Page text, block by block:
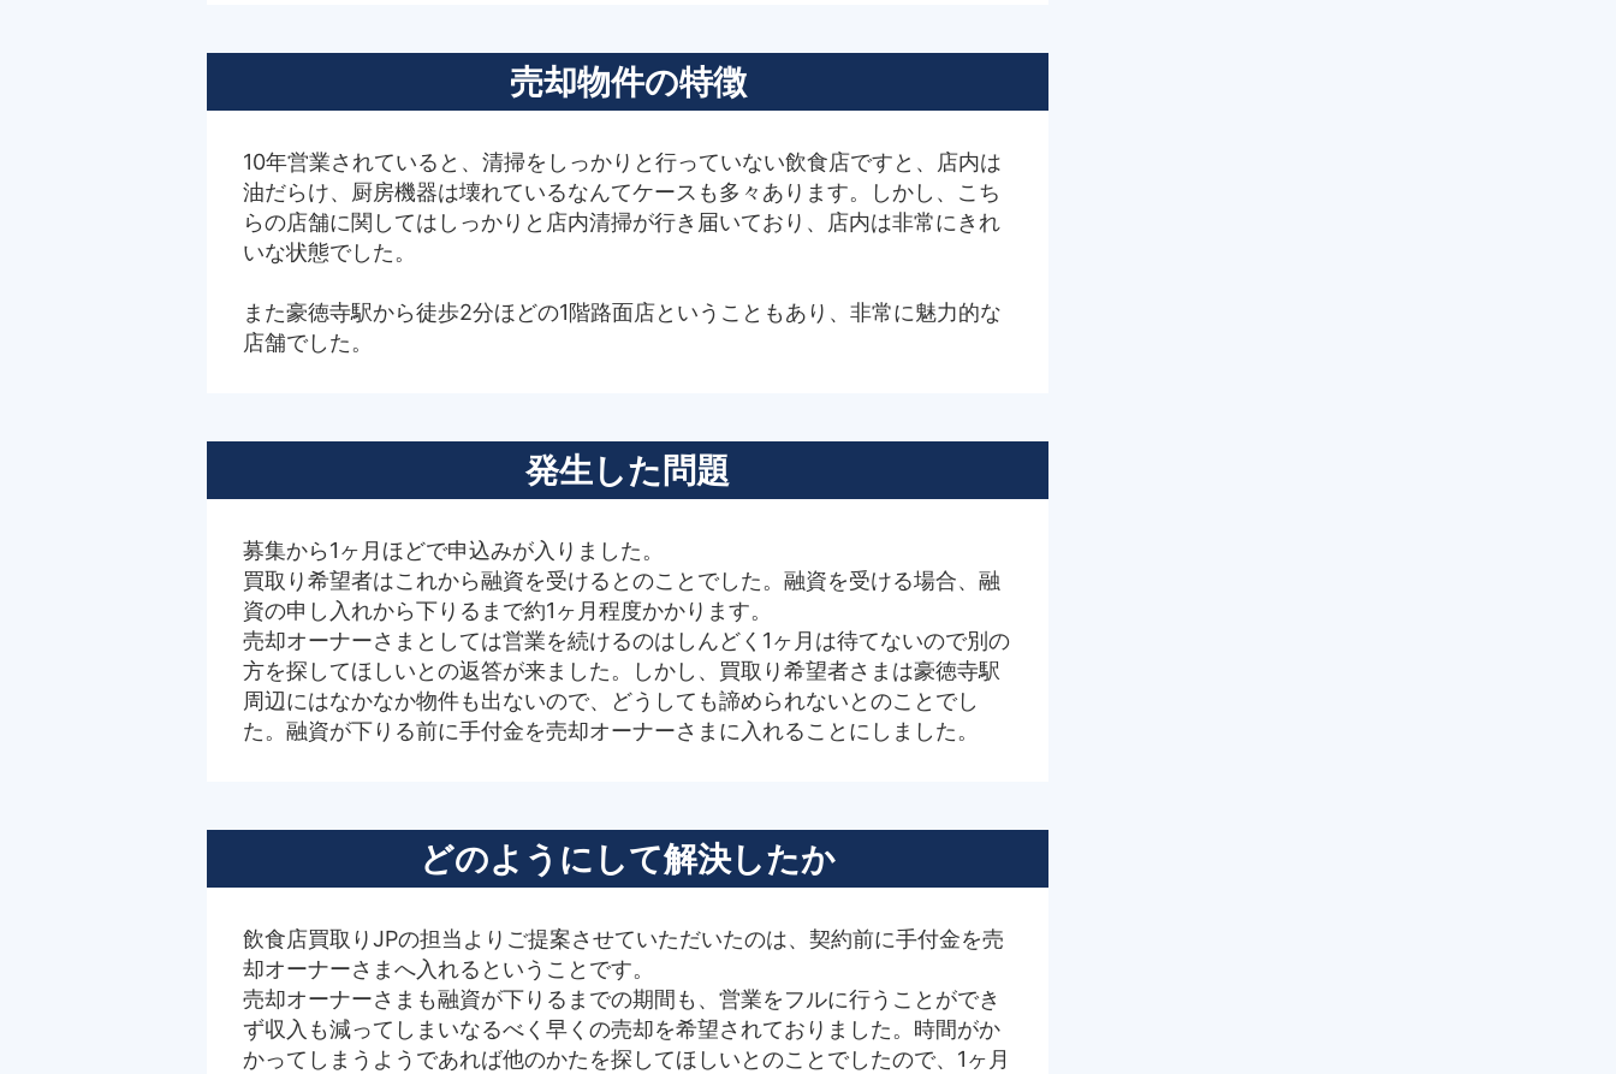
売却物件の特徴
10年営業されていると、清掃をしっかりと行っていない飲食店ですと、店内は
油だらけ、厨房機器は壊れているなんてケースも多々あります。しかし、こち
らの店舗に関してはしっかりと店内清掃が行き届いており、店内は非常にきれ
いな状態でした。
また豪徳寺駅から徒歩2分ほどの1階路面店ということもあり、非常に魅力的な
店舗でした。
発生した問題
募集から1ヶ月ほどで申込みが入りました。
買取り希望者はこれから融資を受けるとのことでした。融資を受ける場合、融
資の申し入れから下りるまで約1ヶ月程度かかります。
売却オーナーさまとしては営業を続けるのはしんどく1ヶ月は待てないので別の
方を探してほしいとの返答が来ました。しかし、買取り希望者さまは豪徳寺駅
周辺にはなかなか物件も出ないので、どうしても諦められないとのことでし
た。融資が下りる前に手付金を売却オーナーさまに入れることにしました。
どのようにして解決したか
飲食店買取りJPの担当よりご提案させていただいたのは、契約前に手付金を売
却オーナーさまへ入れるということです。
売却オーナーさまも融資が下りるまでの期間も、営業をフルに行うことができ
ず収入も減ってしまいなるべく早くの売却を希望されておりました。時間がか
かってしまうようであれば他のかたを探してほしいとのことでしたので、1ヶ月